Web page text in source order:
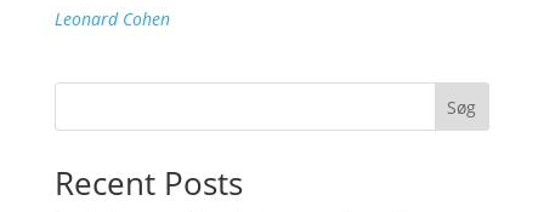
Leonard Cohen
Søg
Recent Posts